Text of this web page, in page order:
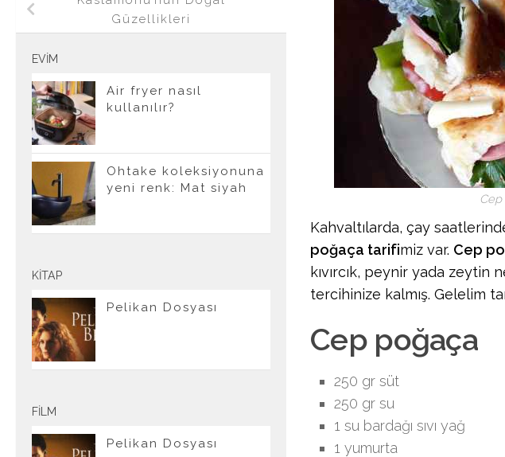
Cep
Kahvaltılarda, çay
poğaça tarifimiz var. Cep
kıvırcık, peynir yada
tercihinize kalmış. Gelelim
Cep poğaça
250 gr süt
250 gr su
1 su bardağı sıvı yağ
1 yumurta
Güzellikleri
EVIM
Air fryer nasıl
kullanılır?
Ohtake koleksiyonuna
yeni renk: Mat siyah
KITAP
Pelikan Dosyası
FILM
Pelikan Dosyası